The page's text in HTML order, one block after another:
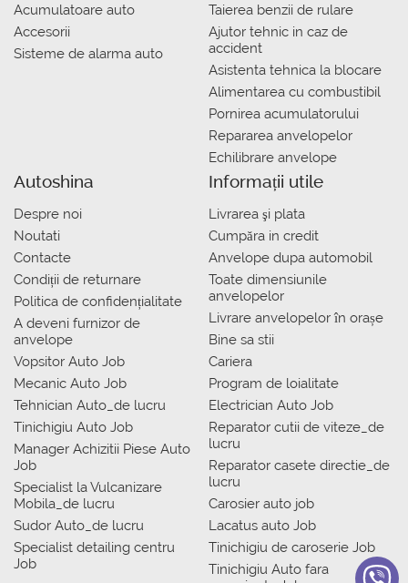
Acumulatoare auto
Accesorii
Sisteme de alarma auto
Taierea benzii de rulare
Ajutor tehnic in caz de
accident
Asistenta tehnica la blocare
Alimentarea cu combustibil
Pornirea acumulatorului
Repararea anvelopelor
Echilibrare anvelope
Autoshina
Despre noi
Noutati
Contacte
Condiții de returnare
Politica de confidențialitate
A deveni furnizor de
anvelope
Vopsitor Auto Job
Mecanic Auto Job
Tehnician Auto_de lucru
Tinichigiu Auto Job
Manager Achizitii Piese Auto
Job
Specialist la Vulcanizare
Mobila_de lucru
Sudor Auto_de lucru
Specialist detailing centru
Job
Informații utile
Livrarea şi plata
Сumpăra in credit
Anvelope dupa automobil
Toate dimensiunile
anvelopelor
Livrare anvelopelor în orașe
Bine sa stii
Cariera
Program de loialitate
Electrician Auto Job
Reparator cutii de viteze_de
lucru
Reparator casete directie_de
lucru
Carosier auto job
Lacatus auto Job
Tinichigiu de caroserie Job
Tinichigiu Auto fara